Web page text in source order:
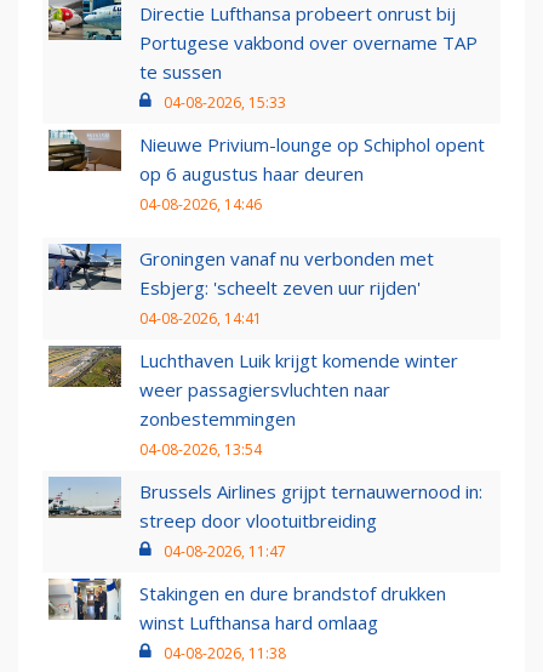
Directie Lufthansa probeert onrust bij
Portugese vakbond over overname TAP
te sussen
04-08-2026, 15:33
Nieuwe Privium-lounge op Schiphol opent
op 6 augustus haar deuren
04-08-2026, 14:46
Groningen vanaf nu verbonden met
Esbjerg: 'scheelt zeven uur rijden'
04-08-2026, 14:41
Luchthaven Luik krijgt komende winter
weer passagiersvluchten naar
zonbestemmingen
04-08-2026, 13:54
Brussels Airlines grijpt ternauwernood in:
streep door vlootuitbreiding
04-08-2026, 11:47
Stakingen en dure brandstof drukken
winst Lufthansa hard omlaag
04-08-2026, 11:38